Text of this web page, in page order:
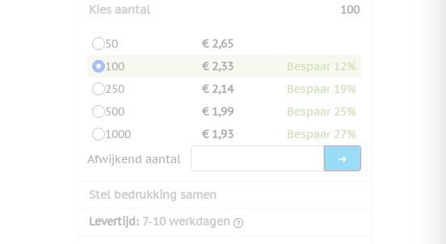
Kies aantal 100
50
€ 2,65
100
€ 2,33
Bespaar 12%
250
€ 2,14
Bespaar 19%
500
€ 1,99
Bespaar 25%
1000
€ 1,93
Bespaar 27%
Afwijkend aantal
Stel bedrukking samen
Levertijd: 7-10 werkdagen